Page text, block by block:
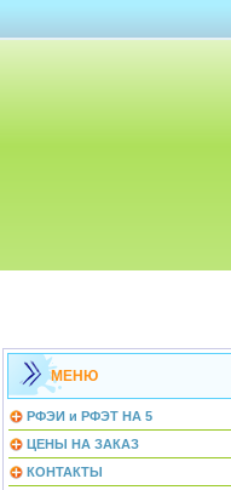
МЕНЮ
РФЭИ и РФЭТ НА 5
ЦЕНЫ НА ЗАКАЗ
КОНТАКТЫ